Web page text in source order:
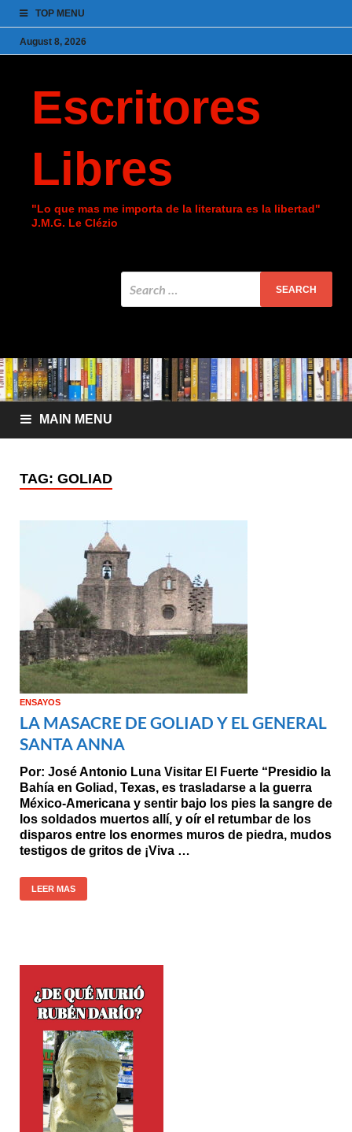
TOP MENU
August 8, 2026
Escritores
Libres
"Lo que mas me importa de la literatura es la libertad"
J.M.G. Le Clézio
MAIN MENU
TAG: GOLIAD
ENSAYOS
LA MASACRE DE GOLIAD Y EL GENERAL
SANTA ANNA
Por: José Antonio Luna Visitar El Fuerte “Presidio la
Bahía en Goliad, Texas, es trasladarse a la guerra
México-Americana y sentir bajo los pies la sangre de
los soldados muertos allí, y oír el retumbar de los
disparos entre los enormes muros de piedra, mudos
testigos de gritos de ¡Viva …
LEER MAS